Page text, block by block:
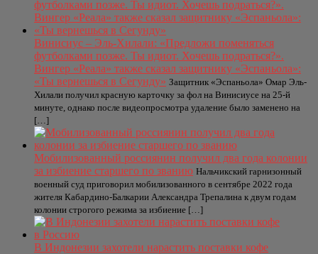
Винисиус – Эль-Хилали: «Предложи поменяться
футболками позже. Ты идиот. Хочешь подраться?».
Вингер «Реала» также сказал защитнику «Эспаньола»:
«Ты вернешься в Сегунду» Защитник «Эспаньола» Омар Эль-
Хилали получил красную карточку за фол на Винисиусе на 25-й
минуте, однако после видеопросмотра удаление было заменено на
[…]
Мобилизованный россиянин получил два года колонии
за избиение старшего по званию Нальчикский гарнизонный
военный суд приговорил мобилизованного в сентябре 2022 года
жителя Кабардино-Балкарии Александра Трепалина к двум годам
колонии строгого режима за избиение […]
В Индонезии захотели нарастить поставки кофе